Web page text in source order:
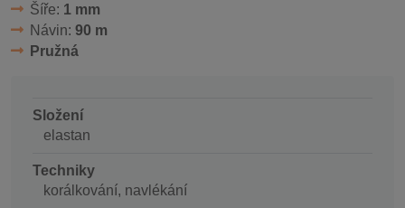
Šíře: 1 mm
Návin: 90 m
Pružná
Složení
elastan
Techniky
korálkování, navlékání